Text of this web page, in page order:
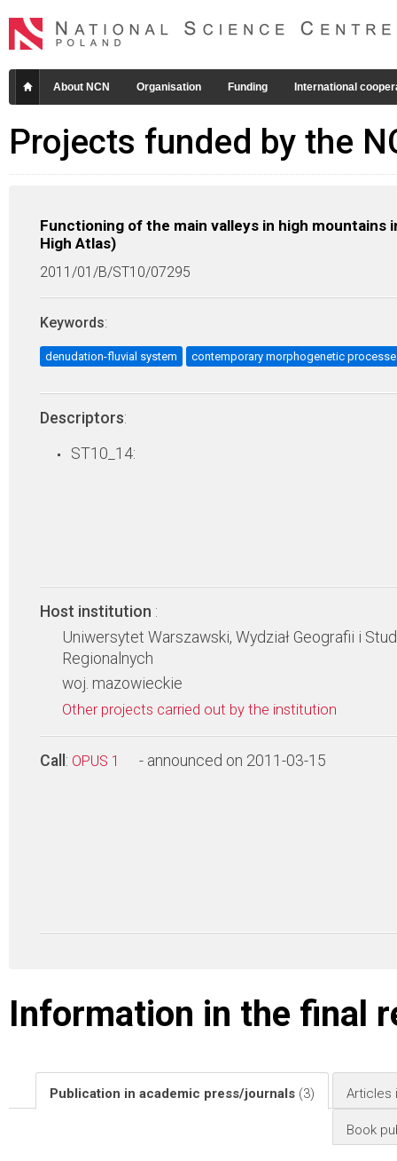
About NCN Organisation Funding International
Projects funded by the
Functioning of the main valleys in high mountains
High Atlas)
2011/01/B/ST10/07295
Keywords:
denudation-fluvial system contemporary morphogenetic
Descriptors:
ST10_14:
Host institution :
Uniwersytet Warszawski, Wydział Geografii i
Regionalnych
woj. mazowieckie
Other projects carried out by the institution
Call : OPUS 1 - announced on 2011-03-15
Information in the final
Publication in academic press/journals (3) Articles
Book